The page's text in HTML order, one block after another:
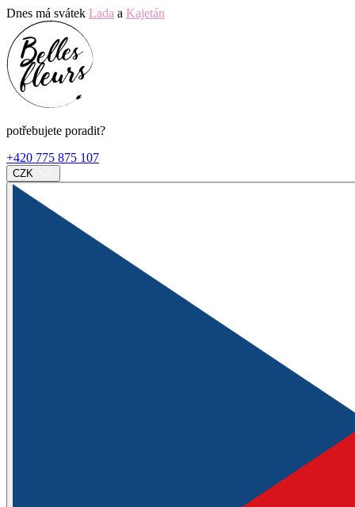
Dnes má svátek Lada a Kajetán
potřebujete poradit?
+420 775 875 107
CZK